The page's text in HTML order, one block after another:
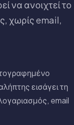
να ανοιχτεί το
χωρίς email,
εισάγει τη
email